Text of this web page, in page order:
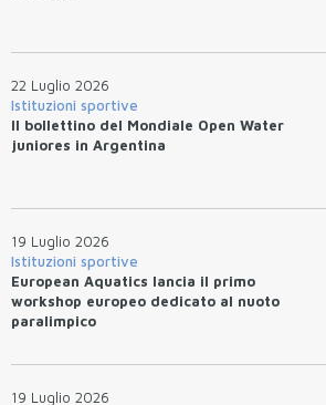
22 Luglio 2026
Istituzioni sportive
Il bollettino del Mondiale Open Water
juniores in Argentina
19 Luglio 2026
Istituzioni sportive
European Aquatics lancia il primo
workshop europeo dedicato al nuoto
paralimpico
19 Luglio 2026